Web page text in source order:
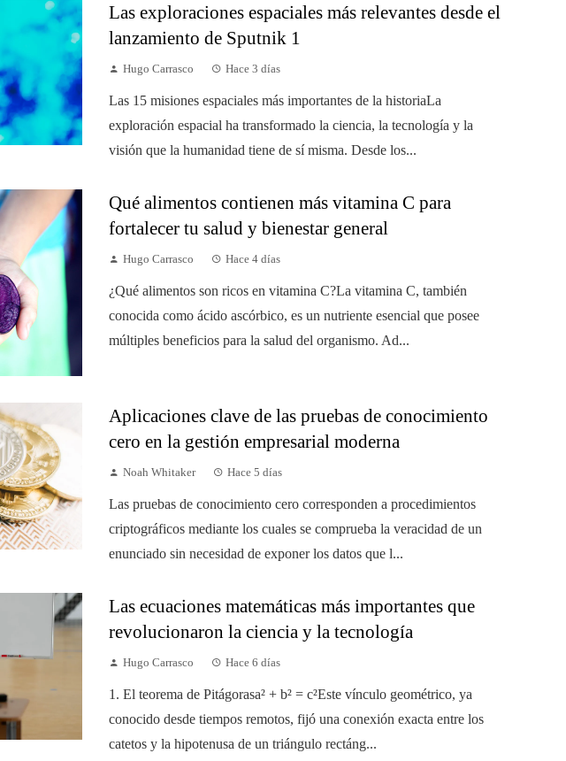
Las exploraciones espaciales más relevantes desde el
lanzamiento de Sputnik 1
Hugo Carrasco Hace 3 días
Las 15 misiones espaciales más importantes de la historiaLa
exploración espacial ha transformado la ciencia, la tecnología y la
visión que la humanidad tiene de sí misma. Desde los...
Qué alimentos contienen más vitamina C para
fortalecer tu salud y bienestar general
Hugo Carrasco Hace 4 días
¿Qué alimentos son ricos en vitamina C?La vitamina C, también
conocida como ácido ascórbico, es un nutriente esencial que posee
múltiples beneficios para la salud del organismo. Ad...
Aplicaciones clave de las pruebas de conocimiento
cero en la gestión empresarial moderna
Noah Whitaker Hace 5 días
Las pruebas de conocimiento cero corresponden a procedimientos
criptográficos mediante los cuales se comprueba la veracidad de un
enunciado sin necesidad de exponer los datos que l...
Las ecuaciones matemáticas más importantes que
revolucionaron la ciencia y la tecnología
Hugo Carrasco Hace 6 días
1. El teorema de Pitágorasa² + b² = c²Este vínculo geométrico, ya
conocido desde tiempos remotos, fijó una conexión exacta entre los
catetos y la hipotenusa de un triángulo rectáng...